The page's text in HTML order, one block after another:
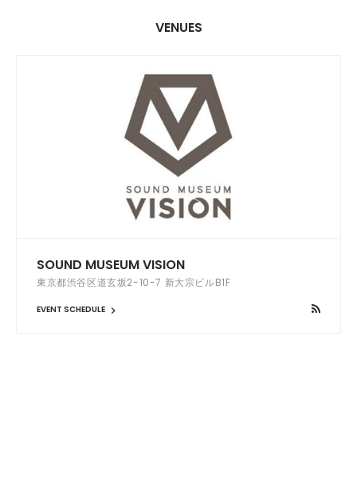
VENUES
SOUND MUSEUM VISION
東京都渋谷区道玄坂2-10-7 新大宗ビルB1F
EVENT SCHEDULE